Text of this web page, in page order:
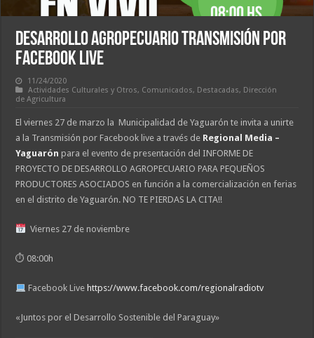
DESARROLLO AGROPECUARIO TRANSMISIÓN POR
FACEBOOK LIVE
11/24/2020
Actividades Culturales y Otros, Comunicados, Destacadas, Dirección
de Agricultura
El viernes 27 de marzo la Municipalidad de Yaguarón te invita a unirte
a la Transmisión por Facebook live a través de Regional Media –
Yaguarón para el evento de presentación del INFORME DE
PROYECTO DE DESARROLLO AGROPECUARIO PARA PEQUEÑOS
PRODUCTORES ASOCIADOS en función a la comercialización en ferias
en el distrito de Yaguarón. NO TE PIERDAS LA CITA!!
Viernes 27 de noviembre
⏱ 08:00h
Facebook Live https://www.facebook.com/regionalradiotv
«Juntos por el Desarrollo Sostenible del Paraguay»